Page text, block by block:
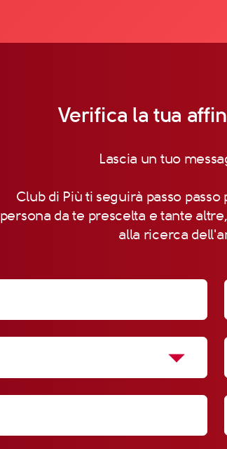
Verifica la tua
Lascia un tuo
Club di Più ti seguirà passo
persona da te prescelta e tante
alla ricerca